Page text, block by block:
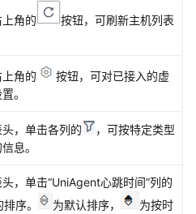
角的
按钮，可刷新主机列表
角的
按钮，可对已接入的虚
。
，单击各列的
，可按特定类型
息。
，单击“UniAgent心跳时间”列的
序。
为默认排序，
为按时